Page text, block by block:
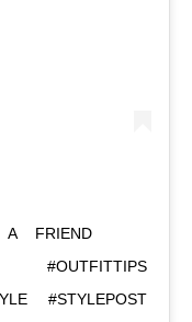
FRIEND⁣
#OUTFITTIPS
#STYLEPOST